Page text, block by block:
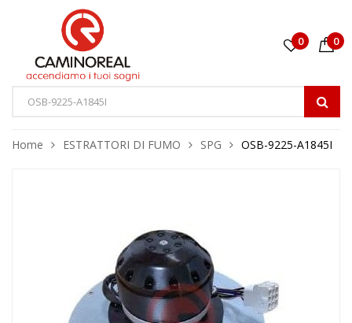
0 0
Home ESTRATTORI DI FUMO SPG OSB-9225-A1845I